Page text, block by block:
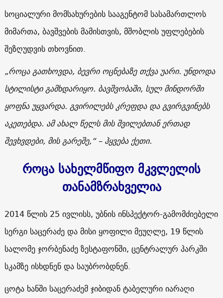
სოციალური მომსახურების სააგენტომ სასამართლოს
მიმართა, ბავშვების მამისთვის, მშობლის უფლებების
შეზღუდვის თხოვნით.
„როცა გათხოვდა, ბევრი ოცნებაზე თქვა უარი. უნდოდა
სტილისტი გამხდარიყო. ბავშვობაში, სულ მინდორში
ყოფნა უყვარდა. გვირილებს კრეფდა და გვირგვინებს
აკეთებდა. ამ ახალ წელს მის შვილებთან ერთად
შევხვდები, მის გარეშე,“ – ჰყვება ქეთი.
როცა სახელმწიფო მკვლელის
თანამზრახველია
2014 წლის 25 ივლისს, უბნის ინსპექტორ-გამომძიებელი
სერგი საცერაძე და მისი ყოფილი მეუღლე, 19 წლის
სალომე ჯორბენაძე ზესტაფონში, ცენტრალურ პარკში
სკამზე ისხდნენ და საუბრობდნენ.
ცოტა ხანში საცერაძემ ჯიბიდან ტაბელური იარაღი